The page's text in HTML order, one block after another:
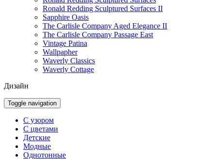
Ronald Redding Sculptured Surfaces II
Sapphire Oasis
The Carlisle Company Aged Elegance II
The Carlisle Company Passage East
Vintage Patina
Wallpapher
Waverly Classics
Waverly Cottage
Дизайн
Toggle navigation
С узором
С цветами
Детские
Модные
Однотонные